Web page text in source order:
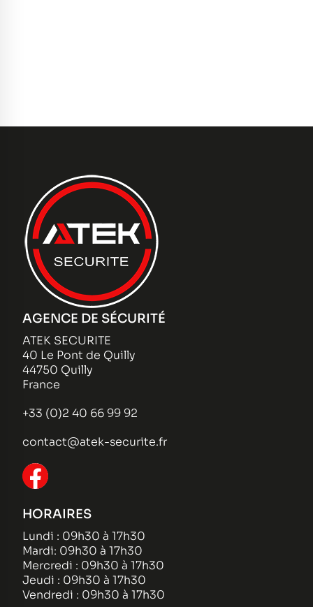
AGENCE DE SÉCURITÉ
ATEK SECURITE
40 Le Pont de Quilly
44750 Quilly
France
+33 (0)2 40 66 99 92
contact@atek-securite.fr
HORAIRES
Lundi : 09h30 à 17h30
Mardi: 09h30 à 17h30
Mercredi : 09h30 à 17h30
Jeudi : 09h30 à 17h30
Vendredi : 09h30 à 17h30